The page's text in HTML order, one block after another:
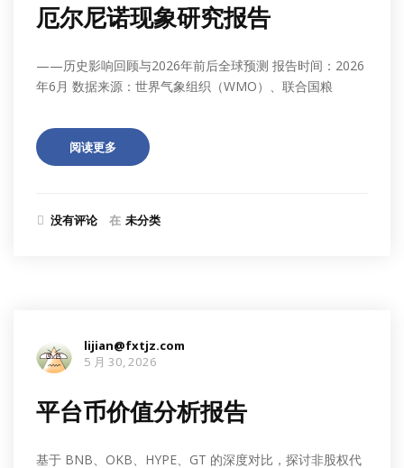
厄尔尼诺现象研究报告
——历史影响回顾与2026年前后全球预测 报告时间：2026
年6月 数据来源：世界气象组织（WMO）、联合国粮
阅读更多
没有评论 在 未分类
lijian@fxtjz.com
5 月 30, 2026
平台币价值分析报告
基于 BNB、OKB、HYPE、GT 的深度对比，探讨非股权代